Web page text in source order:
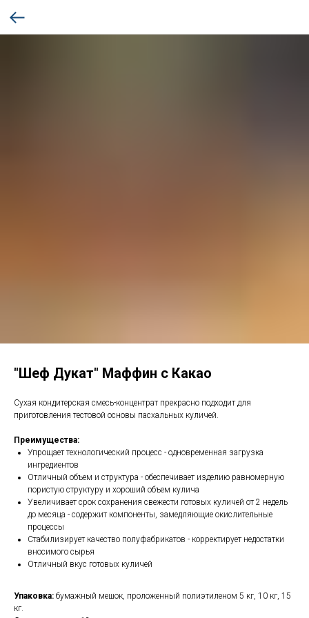
"Шеф Дукат" Маффин с Какао
Сухая кондитерская смесь-концентрат прекрасно подходит для
приготовления тестовой основы пасхальных куличей.
Преимущества:
Упрощает технологический процесс - одновременная загрузка
ингредиентов
Отличный объем и структура - обеспечивает изделию равномерную
пористую структуру и хороший объем кулича
Увеличивает срок сохранения свежести готовых куличей от 2 недель
до месяца - содержит компоненты, замедляющие окислительные
процессы
Стабилизирует качество полуфабрикатов - корректирует недостатки
вносимого сырья
Отличный вкус готовых куличей
Упаковка: бумажный мешок, проложенный полиэтиленом 5 кг, 10 кг, 15
кг.